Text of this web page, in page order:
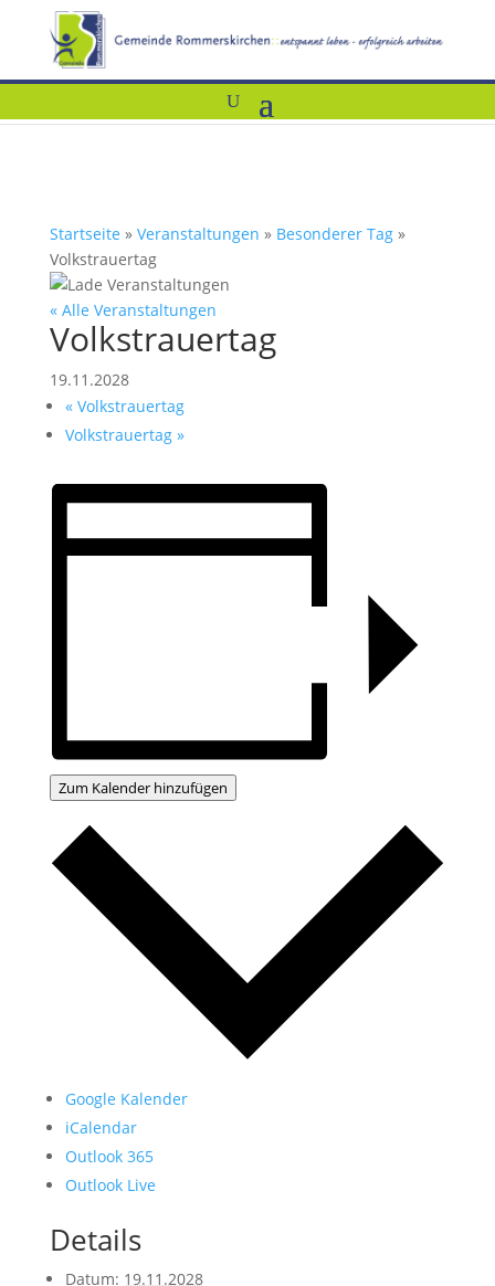
Startseite » Veranstaltungen » Besonderer Tag»
Volkstrauertag
« Alle Veranstaltungen
Volkstrauertag
19.11.2028
«Volkstrauertag
Volkstrauertag »
Zum Kalender hinzufügen
Google Kalender
iCalendar
Outlook 365
Outlook Live
Details
Datum: 19.11.2028